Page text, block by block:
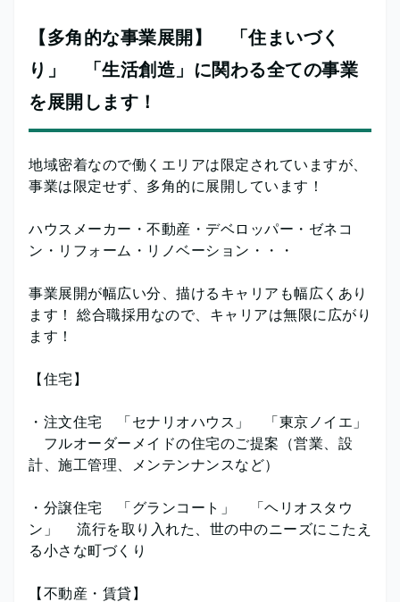
【多角的な事業展開】 「住まいづく
り」 「生活創造」に関わる全ての事業
を展開します！
地域密着なので働くエリアは限定されていますが、
事業は限定せず、多角的に展開しています！
ハウスメーカー・不動産・デベロッパー・ゼネコ
ン・リフォーム・リノベーション・・・
事業展開が幅広い分、描けるキャリアも幅広くあり
ます！ 総合職採用なので、キャリアは無限に広がり
ます！
【住宅】
・注文住宅 「セナリオハウス」 「東京ノイエ」
フルオーダーメイドの住宅のご提案（営業、設
計、施工管理、メンテンナンスなど）
・分譲住宅 「グランコート」 「ヘリオスタウ
ン」 流行を取り入れた、世の中のニーズにこたえ
る小さな町づくり
【不動産・賃貸】